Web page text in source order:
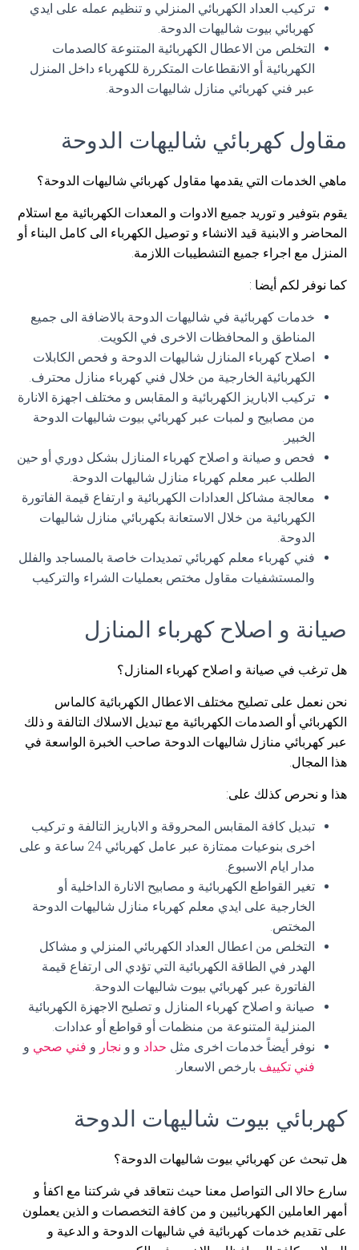
تركيب العداد الكهربائي المنزلي و تنظيم عمله على ايدي
كهربائي بيوت شاليهات الدوحة.
التخلص من الاعطال الكهربائية المتنوعة كالصدمات
الكهربائية أو الانقطاعات المتكررة للكهرباء داخل المنزل
عبر فني كهربائي منازل شاليهات الدوحة.
مقاول كهربائي شاليهات الدوحة
ماهي الخدمات التي يقدمها مقاول كهربائي شاليهات الدوحة؟
يقوم بتوفير و توريد جميع الادوات و المعدات الكهربائية مع استلام
المحاضر و الابنية قيد الانشاء و توصيل الكهرباء الى كامل البناء أو
المنزل مع اجراء جميع التشطيبات اللازمة.
كما نوفر لكم أيضا :
خدمات كهربائية في شاليهات الدوحة بالاضافة الى جميع
المناطق و المحافظات الاخرى في الكويت.
اصلاح كهرباء المنازل شاليهات الدوحة و فحص الكابلات
الكهربائية الخارجية من خلال فني كهرباء منازل محترف.
تركيب الاباريز الكهربائية و المقابس و مختلف اجهزة الانارة
من مصابيح و لمبات عبر كهربائي بيوت شاليهات الدوحة
الخبير.
فحص و صيانة و اصلاح كهرباء المنازل بشكل دوري أو حين
الطلب عبر معلم كهرباء منازل شاليهات الدوحة.
معالجة مشاكل العدادات الكهربائية و ارتفاع قيمة الفاتورة
الكهربائية من خلال الاستعانة بكهربائي منازل شاليهات
الدوحة.
فني كهرباء معلم كهربائي تمديدات خاصة بالمساجد والفلل
والمستشفيات مقاول مختص بعمليات الشراء والتركيب
صيانة و اصلاح كهرباء المنازل
هل ترغب في صيانة و اصلاح كهرباء المنازل؟
نحن نعمل على تصليح مختلف الاعطال الكهربائية كالماس
الكهربائي أو الصدمات الكهربائية مع تبديل الاسلاك التالفة و ذلك
عبر كهربائي منازل شاليهات الدوحة صاحب الخبرة الواسعة في
هذا المجال.
هذا و نحرص كذلك على:
تبديل كافة المقابس المحروقة و الاباريز التالفة و تركيب
اخرى بنوعيات ممتازة عبر عامل كهربائي 24 ساعة و على
مدار ايام الاسبوع.
تغير القواطع الكهربائية و مصابيح الانارة الداخلية أو
الخارجية على ايدي معلم كهرباء منازل شاليهات الدوحة
المختص.
التخلص من اعطال العداد الكهربائي المنزلي و مشاكل
الهدر في الطاقة الكهربائية التي تؤدي الى ارتفاع قيمة
الفاتورة عبر كهربائي بيوت شاليهات الدوحة.
صيانة و اصلاح كهرباء المنازل و تصليح الاجهزة الكهربائية
المنزلية المتنوعة من منظمات أو قواطع أو عدادات.
نوفر أيضاً خدمات اخرى مثل حداد و و نجار و فني صحي و
فني تكييف بارخص الاسعار.
كهربائي بيوت شاليهات الدوحة
هل تبحث عن كهربائي بيوت شاليهات الدوحة؟
سارع حالا الى التواصل معنا حيث نتعاقد في شركتنا مع اكفأ و
أمهر العاملين الكهربائيين و من كافة التخصصات و الذين يعملون
على تقديم خدمات كهربائية في شاليهات الدوحة و الدعية و